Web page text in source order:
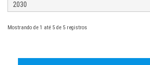
2030
Mostrando de 1 até 5 de 5 registros